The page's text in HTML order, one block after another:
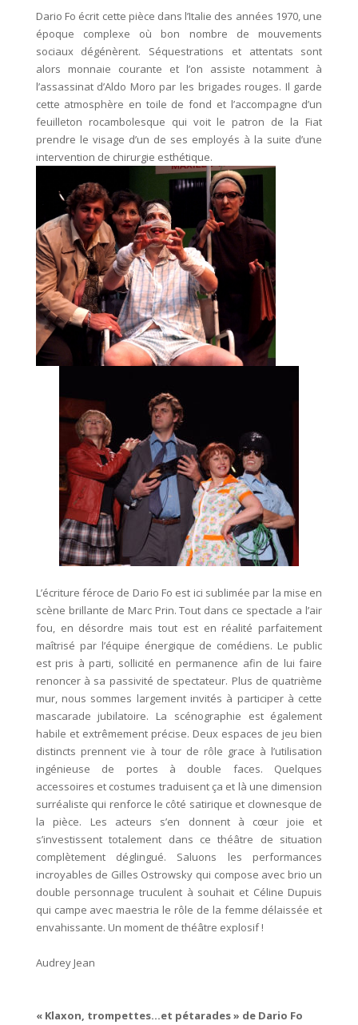
Dario Fo écrit cette pièce dans l’Italie des années 1970, une
époque complexe où bon nombre de mouvements
sociaux dégénèrent. Séquestrations et attentats sont
alors monnaie courante et l’on assiste notamment à
l’assassinat d’Aldo Moro par les brigades rouges. Il garde
cette atmosphère en toile de fond et l’accompagne d’un
feuilleton rocambolesque qui voit le patron de la Fiat
prendre le visage d’un de ses employés à la suite d’une
intervention de chirurgie esthétique.
L’écriture féroce de Dario Fo est ici sublimée par la mise en
scène brillante de Marc Prin. Tout dans ce spectacle a l’air
fou, en désordre mais tout est en réalité parfaitement
maîtrisé par l’équipe énergique de comédiens. Le public
est pris à parti, sollicité en permanence afin de lui faire
renoncer à sa passivité de spectateur. Plus de quatrième
mur, nous sommes largement invités à participer à cette
mascarade jubilatoire. La scénographie est également
habile et extrêmement précise. Deux espaces de jeu bien
distincts prennent vie à tour de rôle grace à l’utilisation
ingénieuse de portes à double faces. Quelques
accessoires et costumes traduisent ça et là une dimension
surréaliste qui renforce le côté satirique et clownesque de
la pièce. Les acteurs s’en donnent à cœur joie et
s’investissent totalement dans ce théâtre de situation
complètement déglingué. Saluons les performances
incroyables de Gilles Ostrowsky qui compose avec brio un
double personnage truculent à souhait et Céline Dupuis
qui campe avec maestria le rôle de la femme délaissée et
envahissante. Un moment de théâtre explosif !
Audrey Jean
« Klaxon, trompettes…et pétarades » de Dario Fo